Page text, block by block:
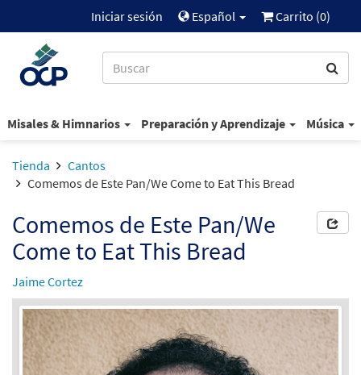
Iniciar sesión Español Carrito (0)
Misales & Himnarios Preparación y Aprendizaje Música
Tienda
Cantos
Comemos de Este Pan/We Come to Eat This Bread
Comemos de Este Pan/We
Come to Eat This Bread
Jaime Cortez